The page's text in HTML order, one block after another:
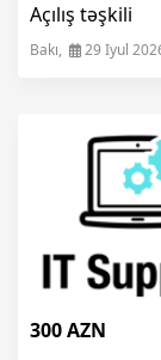
Açılış təşkili
Bakı, 29 Iyul
300 AZN